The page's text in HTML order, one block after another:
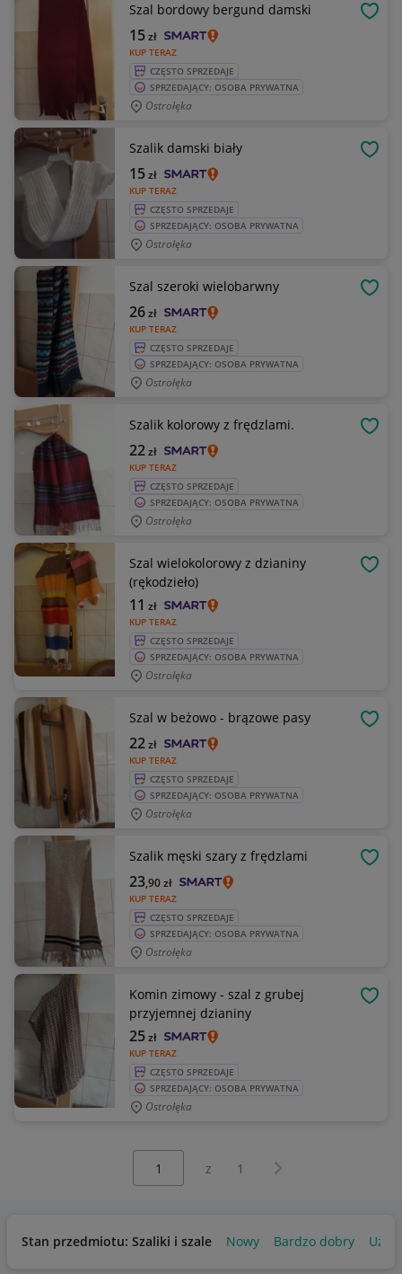
Szal bordowy bergund damski
KUP TERAZ
15zł
CZĘSTO SPRZEDAJE
SPRZEDAJĄCY: OSOBA PRYWATNA
Ostrołęka
Szalik damski biały
KUP TERAZ
15zł
CZĘSTO SPRZEDAJE
SPRZEDAJĄCY: OSOBA PRYWATNA
Ostrołęka
Szal szeroki wielobarwny
KUP TERAZ
26zł
CZĘSTO SPRZEDAJE
SPRZEDAJĄCY: OSOBA PRYWATNA
Ostrołęka
Szalik kolorowy z frędzlami.
KUP TERAZ
22zł
CZĘSTO SPRZEDAJE
SPRZEDAJĄCY: OSOBA PRYWATNA
Ostrołęka
Szal wielokolorowy z dzianiny
(rękodzieło)
KUP TERAZ
11 zł
CZĘSTO SPRZEDAJE
SPRZEDAJĄCY: OSOBA PRYWATNA
Ostrołęka
Szal w beżowo - brązowe pasy
KUP TERAZ
22zł
CZĘSTO SPRZEDAJE
SPRZEDAJĄCY: OSOBA PRYWATNA
Ostrołęka
Szalik męski szary z frędzlami
KUP TERAZ
23,90zł
CZĘSTO SPRZEDAJE
SPRZEDAJĄCY: OSOBA PRYWATNA
Ostrołęka
Komin zimowy - szal z grubej
przyjemnej dzianiny
KUP TERAZ
25zł
CZĘSTO SPRZEDAJE
SPRZEDAJĄCY: OSOBA PRYWATNA
Ostrołęka
z 1 Następna strona
Stan przedmiotu: Szaliki i szale Nowy Bardzo dobry